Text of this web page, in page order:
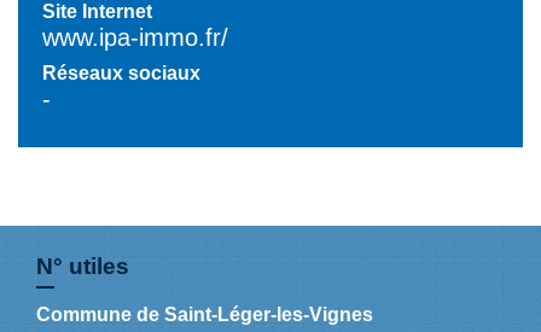
Site Internet
www.ipa-immo.fr/
Réseaux sociaux
-
N° utiles
Commune de Saint-Léger-les-Vignes